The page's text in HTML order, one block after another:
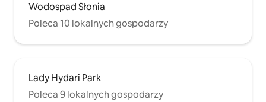
Wodospad Słonia
Poleca 10 lokalnych gospodarzy
Lady Hydari Park
Poleca 9 lokalnych gospodarzy